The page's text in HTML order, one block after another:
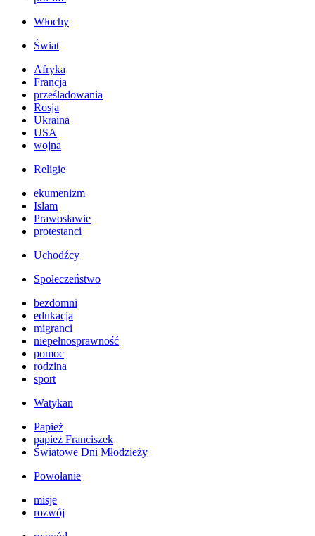
Włochy
Świat
Afryka
Francja
prześladowania
Rosja
Ukraina
USA
wojna
Religie
ekumenizm
Islam
Prawosławie
protestanci
Uchodźcy
Społeczeństwo
bezdomni
edukacja
migranci
niepełnosprawność
pomoc
rodzina
sport
Watykan
Papież
papież Franciszek
Światowe Dni Młodzieży
Powołanie
misje
rozwój